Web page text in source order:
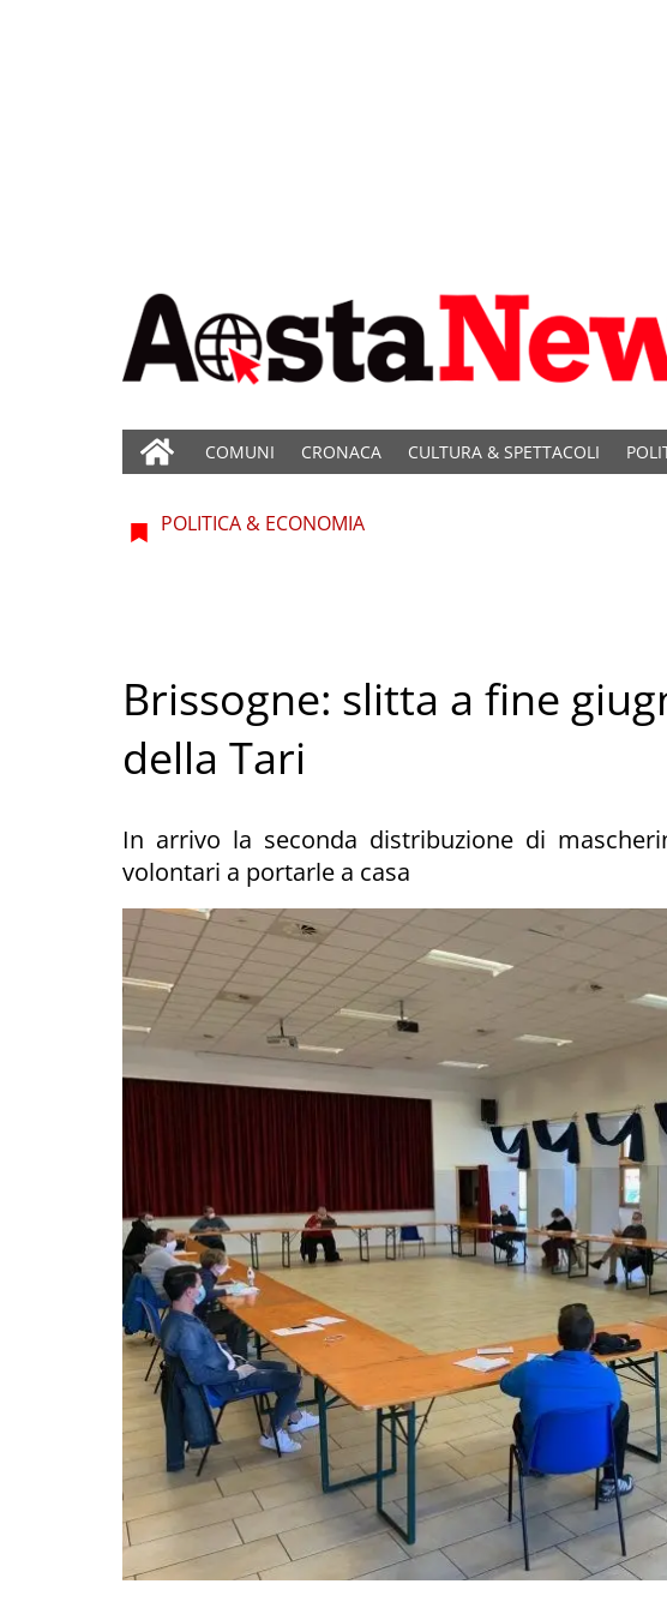
COMUNI CRONACA CULTURA & SPETTACOLI
POLITICA & ECONOMIA
Brissogne: slitta a fine
della Tari
In arrivo la seconda distribuzione di
volontari a portarle a casa